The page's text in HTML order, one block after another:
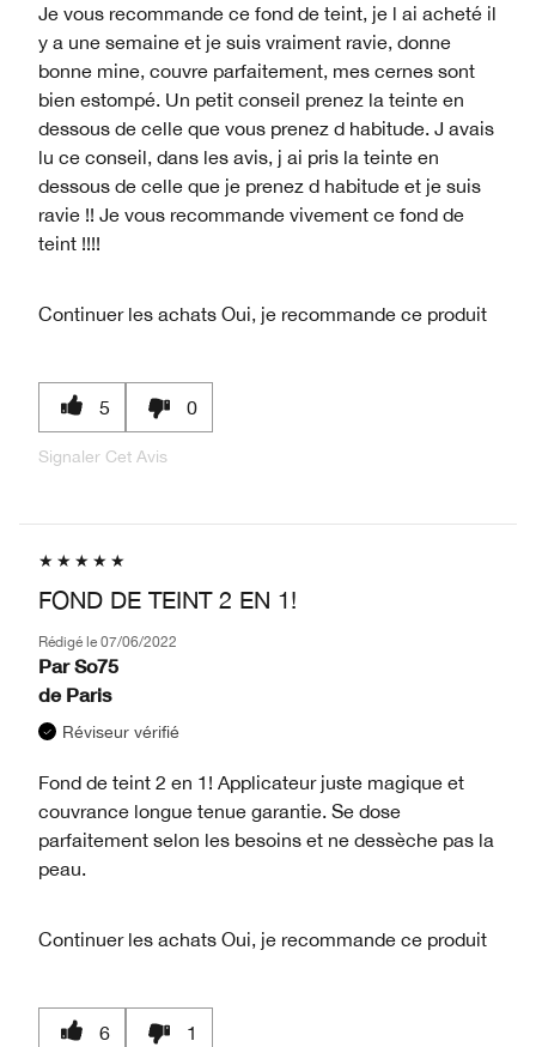
Je vous recommande ce fond de teint, je l ai acheté il
y a une semaine et je suis vraiment ravie, donne
bonne mine, couvre parfaitement, mes cernes sont
bien estompé. Un petit conseil prenez la teinte en
dessous de celle que vous prenez d habitude. J avais
lu ce conseil, dans les avis, j ai pris la teinte en
dessous de celle que je prenez d habitude et je suis
ravie !! Je vous recommande vivement ce fond de
teint !!!!
Continuer les achats Oui, je recommande ce produit
5 0
Signaler Cet Avis
FOND DE TEINT 2 EN 1!
Rédigé le 07/06/2022
Par So75
de Paris
Réviseur vérifié
Fond de teint 2 en 1! Applicateur juste magique et
couvrance longue tenue garantie. Se dose
parfaitement selon les besoins et ne dessèche pas la
peau.
Continuer les achats Oui, je recommande ce produit
6 1